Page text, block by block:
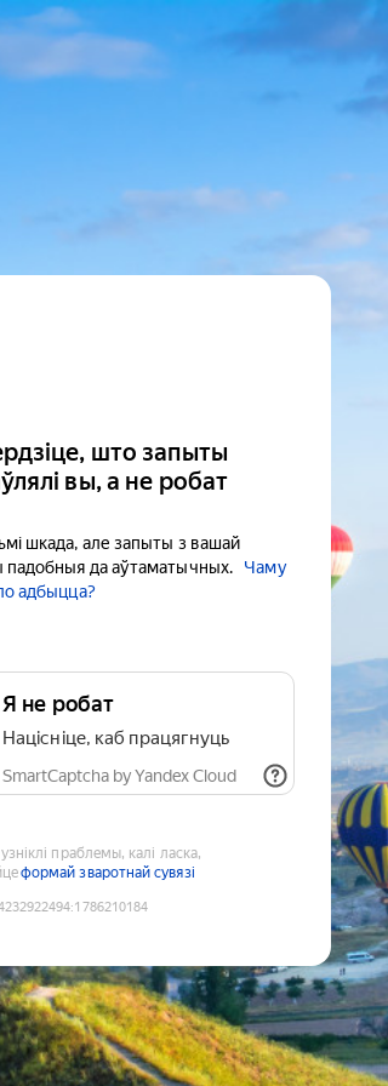
што запыты
вы, а не робат
шкада, але запыты з вашай
падобныя да аўтаматычных.
Чаму
адбыцца?
Я не робат
Націсніце, каб працягнуць
SmartCaptcha by Yandex Cloud
праблемы, калі ласка,
формай зваротнай сувязі
:1786210184